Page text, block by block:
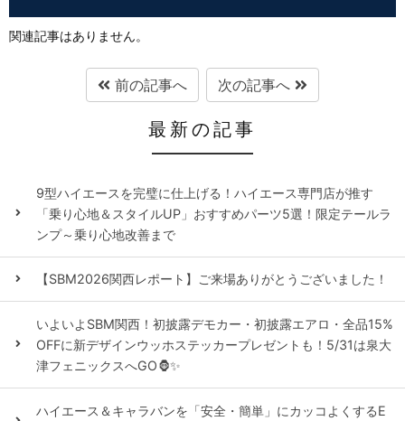
関連記事はありません。
前の記事へ 次の記事へ
最新の記事
9型ハイエースを完璧に仕上げる！ハイエース専門店が推す
「乗り心地＆スタイルUP」おすすめパーツ5選！限定テールラ
ンプ～乗り心地改善まで
【SBM2026関西レポート】ご来場ありがとうございました！
いよいよSBM関西！初披露デモカー・初披露エアロ・全品15%
OFFに新デザインウッホステッカープレゼントも！5/31は泉大
津フェニックスへGO🦍✨
ハイエース＆キャラバンを「安全・簡単」にカッコよくするE